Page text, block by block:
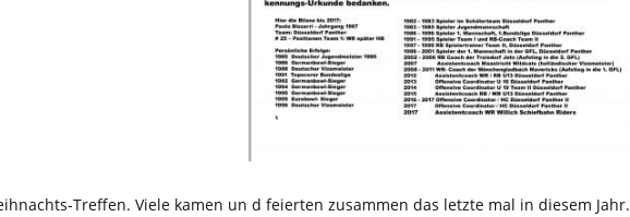
Treffen. Viele kamen un d feierten zusammen das letzte mal in diesem Jahr.